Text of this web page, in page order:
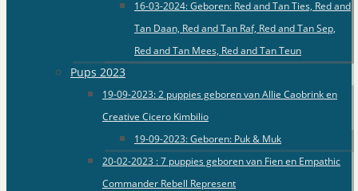
16-03-2024: Geboren: Red and Tan Ties, Red and
Tan Daan, Red and Tan Raf, Red and Tan Sep,
Red and Tan Mees, Red and Tan Teun
Pups 2023
19-09-2023: 2 puppies geboren van Allie Caobrink en
Creative Cicero Kimbilio
19-09-2023: Geboren: Puk & Muk
20-02-2023 : 7 puppies geboren van Fien en Empathic
Commander Rebell Represent